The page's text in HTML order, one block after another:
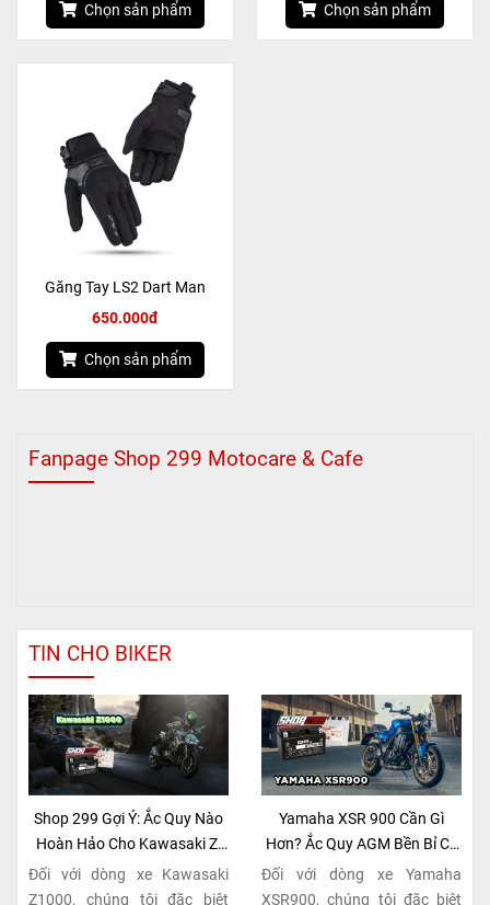
Chọn sản phẩm Chọn sản phẩm
Găng Tay LS2 Dart Man
650.000đ
Chọn sản phẩm
Fanpage Shop 299 Motocare & Cafe
TIN CHO BIKER
Shop 299 Gợi Ý: Ắc Quy Nào
Hoàn Hảo Cho Kawasaki Z-
Series Naked Bike?
Đối với dòng xe Kawasaki
Z1000, chúng tôi đặc biệt
Yamaha XSR 900 Cần Gì
Hơn? Ắc Quy AGM Bền Bỉ Có
Tại Shop 299
Đối với dòng xe Yamaha
XSR900, chúng tôi đặc biệt